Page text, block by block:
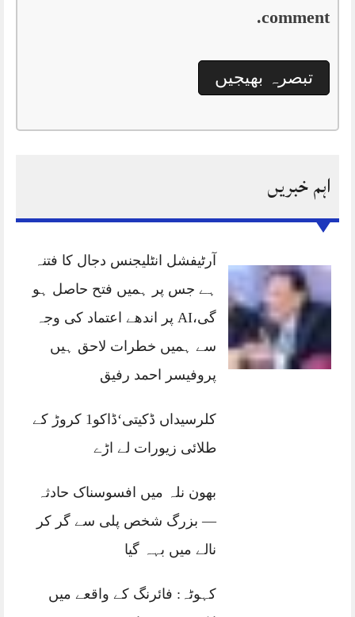
comment.
اہم خبریں
آرٹیفشل انٹلیجنس دجال کا فتنہ
ہے جس پر ہمیں فتح حاصل ہو
گی،AI پر اندھے اعتماد کی وجہ
سے ہمیں خطرات لاحق ہیں
پروفیسر احمد رفیق
کلرسیداں ڈکیتی‘ڈاکو1 کروڑ کے
طلائی زیورات لے اڑے
بھون نلہ میں افسوسناک حادثہ
— بزرگ شخص پلی سے گر کر
نالے میں بہہ گیا
کہوٹہ: فائرنگ کے واقعے میں